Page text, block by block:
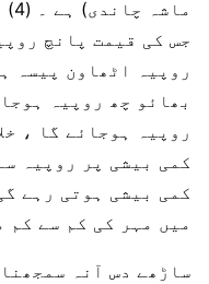
ماشہ چاندی) ہے ۔ (4)
جس کی قیمت پانچ
روپیہ اٹھاون پیسہ
بھائو چھ روپیہ
روپیہ ہوجائے گا ،
کمی بیشی پر روپیہ
کمی بیشی ہوتی رہے
میں مہر کی کم سے کم
ساڑھے دس آنہ